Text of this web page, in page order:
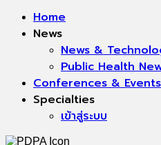
Home
News
News &
Public Health
Conferences & Events
Specialties
เข้าสู่ระบบ